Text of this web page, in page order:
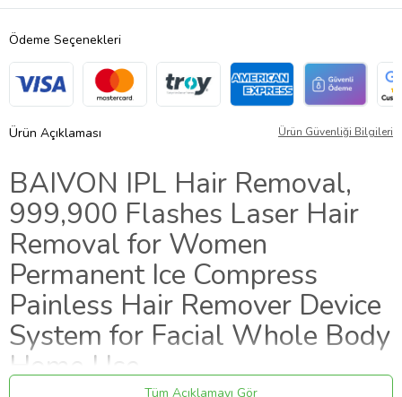
Ödeme Seçenekleri
Ürün Açıklaması Ürün Güvenliği Bilgileri
BAIVON IPL Hair Removal,
999,900 Flashes Laser Hair
Removal for Women
Permanent Ice Compress
Painless Hair Remover Device
System for Facial Whole Body
Home Use
Tüm Açıklamayı Gör